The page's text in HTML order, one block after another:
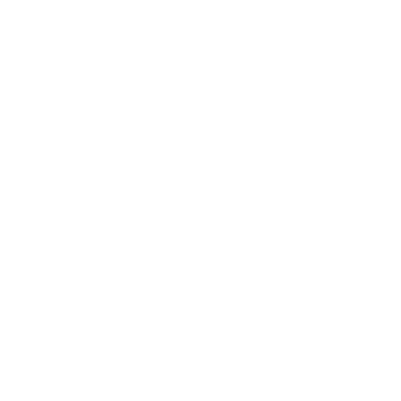
です。
ありません。
です。